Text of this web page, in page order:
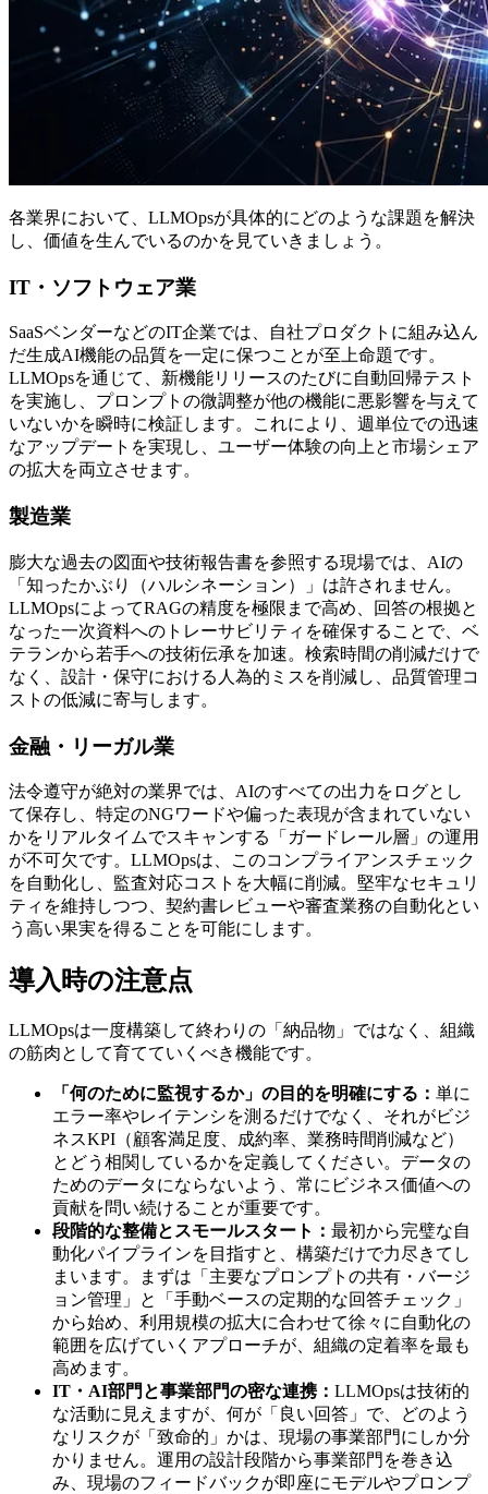
各業界において、LLMOpsが具体的にどのような課題を解決
し、価値を生んでいるのかを見ていきましょう。
IT・ソフトウェア業
SaaSベンダーなどのIT企業では、自社プロダクトに組み込ん
だ生成AI機能の品質を一定に保つことが至上命題です。
LLMOpsを通じて、新機能リリースのたびに自動回帰テスト
を実施し、プロンプトの微調整が他の機能に悪影響を与えて
いないかを瞬時に検証します。これにより、週単位での迅速
なアップデートを実現し、ユーザー体験の向上と市場シェア
の拡大を両立させます。
製造業
膨大な過去の図面や技術報告書を参照する現場では、AIの
「知ったかぶり（ハルシネーション）」は許されません。
LLMOpsによってRAGの精度を極限まで高め、回答の根拠と
なった一次資料へのトレーサビリティを確保することで、ベ
テランから若手への技術伝承を加速。検索時間の削減だけで
なく、設計・保守における人為的ミスを削減し、品質管理コ
ストの低減に寄与します。
金融・リーガル業
法令遵守が絶対の業界では、AIのすべての出力をログとし
て保存し、特定のNGワードや偏った表現が含まれていない
かをリアルタイムでスキャンする「ガードレール層」の運用
が不可欠です。LLMOpsは、このコンプライアンスチェック
を自動化し、監査対応コストを大幅に削減。堅牢なセキュリ
ティを維持しつつ、契約書レビューや審査業務の自動化とい
う高い果実を得ることを可能にします。
導入時の注意点
LLMOpsは一度構築して終わりの「納品物」ではなく、組織
の筋肉として育てていくべき機能です。
「何のために監視するか」の目的を明確にする： 単に
エラー率やレイテンシを測るだけでなく、それがビジ
ネスKPI（顧客満足度、成約率、業務時間削減など）
とどう相関しているかを定義してください。データの
ためのデータにならないよう、常にビジネス価値への
貢献を問い続けることが重要です。
段階的な整備とスモールスタート： 最初から完璧な自
動化パイプラインを目指すと、構築だけで力尽きてし
まいます。まずは「主要なプロンプトの共有・バージ
ョン管理」と「手動ベースの定期的な回答チェック」
から始め、利用規模の拡大に合わせて徐々に自動化の
範囲を広げていくアプローチが、組織の定着率を最も
高めます。
IT・AI部門と事業部門の密な連携： LLMOpsは技術的
な活動に見えますが、何が「良い回答」で、どのよう
なリスクが「致命的」かは、現場の事業部門にしか分
かりません。運用の設計段階から事業部門を巻き込
み、現場のフィードバックが即座にモデルやプロンプ